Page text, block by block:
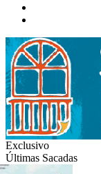
Exclusivo
Últimas Sacadas